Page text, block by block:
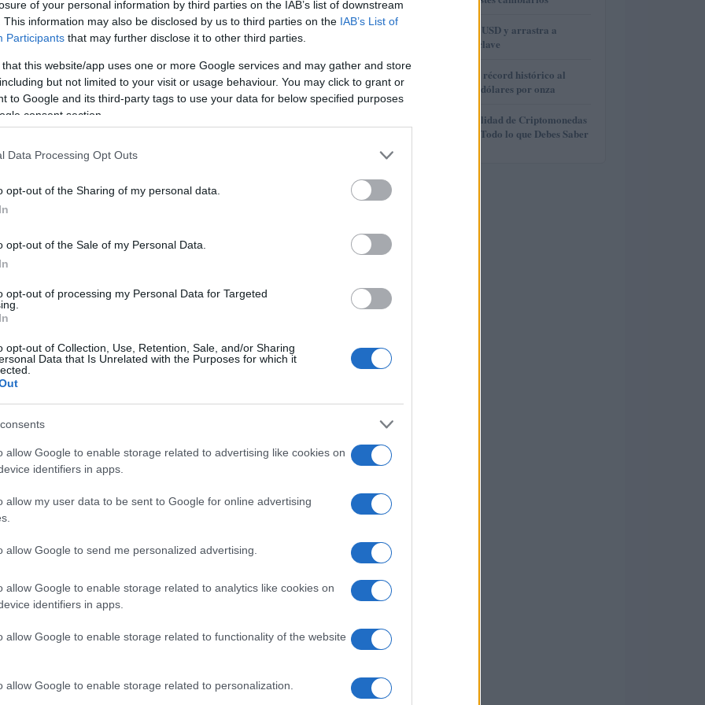
of your personal information by third parties on the IAB’s list of downstream
This information may also be disclosed by us to third parties on the IAB’s List of
Participants that may further disclose it to other third parties.
that this website/app uses one or more Google services and may gather and store
but not limited to your visit or usage behaviour. You may click to grant or
to Google and its third-party tags to use your data for below specified purposes
consent section.
Data Processing Opt Outs
opt-out of the Sharing of my personal data.
opt-out of the Sale of my Personal Data.
opt-out of processing my Personal Data for Targeted
opt-out of Collection, Use, Retention, Sale, and/or Sharing
Data that Is Unrelated with the Purposes for which it
allow Google to enable storage related to advertising like cookies on
identifiers in apps.
allow my user data to be sent to Google for online advertising
allow Google to send me personalized advertising.
allow Google to enable storage related to analytics like cookies on
identifiers in apps.
allow Google to enable storage related to functionality of the website
allow Google to enable storage related to personalization.
comprarlos y venderlos en cualquier momento
alguna vez cómo esto puede afectar tus
interesante. Agrupan el capital de varios
A diferencia de los ETF, los fondos mutuos no se
se realizan al cierre del día de negociación,
Este tipo de fondos es gestionado por un
en nombre de los accionistas.
mutuos
de elegir entre un ETF y un fondo mutuo son los
tenercomisiones de gestiónmás bajas en
a que muchos ETF son
requieren menos gestión activa.
3
Brent cae a 91.82 USD y arrastra a
materias primas clave
4 El oro alcanza un récord histórico al
superar los 4.400 dólares por onza
5
Claves de la Fiscalidad de Criptomonedas
en el Extranjero: Todo lo que Debes Saber